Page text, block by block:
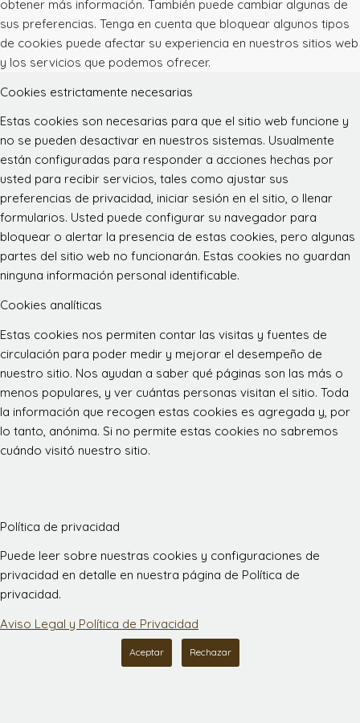
obtener más información. También puede cambiar algunas de
sus preferencias. Tenga en cuenta que bloquear algunos tipos
de cookies puede afectar su experiencia en nuestros sitios web
y los servicios que podemos ofrecer.
Cookies estrictamente necesarias
Estas cookies son necesarias para que el sitio web funcione y
no se pueden desactivar en nuestros sistemas. Usualmente
están configuradas para responder a acciones hechas por
usted para recibir servicios, tales como ajustar sus
preferencias de privacidad, iniciar sesión en el sitio, o llenar
formularios. Usted puede configurar su navegador para
bloquear o alertar la presencia de estas cookies, pero algunas
partes del sitio web no funcionarán. Estas cookies no guardan
ninguna información personal identificable.
Cookies analíticas
Estas cookies nos permiten contar las visitas y fuentes de
circulación para poder medir y mejorar el desempeño de
nuestro sitio. Nos ayudan a saber qué páginas son las más o
menos populares, y ver cuántas personas visitan el sitio. Toda
la información que recogen estas cookies es agregada y, por
lo tanto, anónima. Si no permite estas cookies no sabremos
cuándo visitó nuestro sitio.
Política de privacidad
Puede leer sobre nuestras cookies y configuraciones de
privacidad en detalle en nuestra página de Política de
privacidad.
Aviso Legal y Política de Privacidad
Aceptar Rechazar